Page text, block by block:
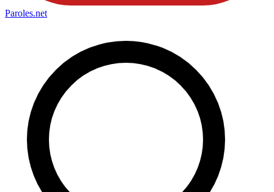
Paroles.net